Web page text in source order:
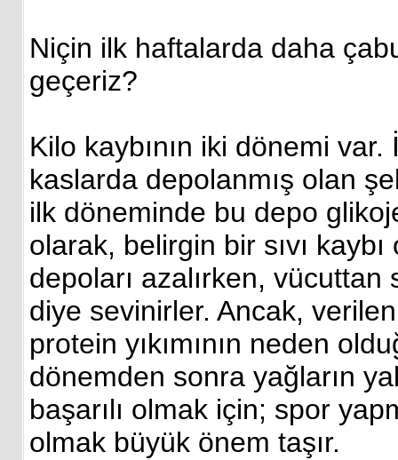
Niçin ilk haftalarda daha
geçeriz?
Kilo kaybının iki dönemi var.
kaslarda depolanmış olan
ilk döneminde bu depo
olarak, belirgin bir sıvı
depoları azalırken, vücuttan
diye sevinirler. Ancak,
protein yıkımının neden
dönemden sonra yağların
başarılı olmak için; spor
olmak büyük önem taşır.